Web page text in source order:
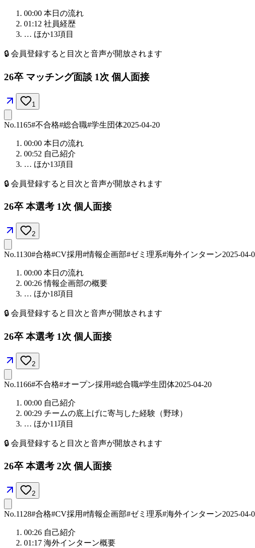
00:00 本日の流れ
01:12 社員経歴
… ほか13項目
🔒 会員登録すると目次と音声が開放されます
26卒 マッチング面談 1次 個人面接
1
No.1165#不合格#総合職#学生団体2025-04-20
00:00 本日の流れ
00:52 自己紹介
… ほか13項目
🔒 会員登録すると目次と音声が開放されます
26卒 本選考 1次 個人面接
2
No.1130#合格#CV採用#情報企画部#ゼミ理系#海外インターン2025-04-
00:00 本日の流れ
00:26 情報企画部の概要
… ほか18項目
🔒 会員登録すると目次と音声が開放されます
26卒 本選考 1次 個人面接
2
No.1166#不合格#オープン採用#総合職#学生団体2025-04-20
00:00 自己紹介
00:29 チームの底上げに寄与した経験（野球）
… ほか11項目
🔒 会員登録すると目次と音声が開放されます
26卒 本選考 2次 個人面接
2
No.1128#合格#CV採用#情報企画部#ゼミ理系#海外インターン2025-04-
00:26 自己紹介
01:17 海外インターン概要